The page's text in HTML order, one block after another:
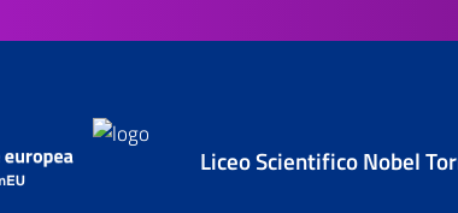
Liceo Scientifico Nobel